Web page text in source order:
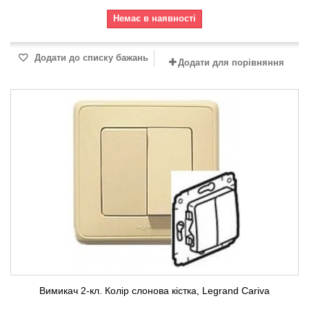
Немає в наявності
Додати до списку бажань Додати для порівняння
Вимикач 2-кл. Колір слонова кістка, Legrand Cariva